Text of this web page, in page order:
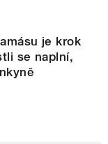
je krok
se naplní,